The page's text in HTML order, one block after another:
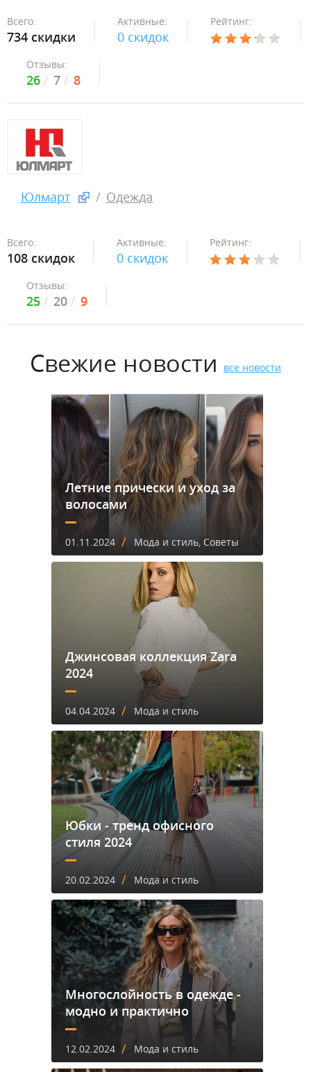
Всего:
734 скидки
Активные:
0 скидок
Рейтинг:
Отзывы:
26 7 8
Юлмарт Одежда
Всего:
108 скидок
Активные:
0 скидок
Рейтинг:
Отзывы:
25 20 9
Свежие новости все новости
Летние прически и уход за
волосами
01.11.2024 / Мода и стиль, Советы
Джинсовая коллекция Zara
2024
04.04.2024 / Мода и стиль
Юбки - тренд офисного
стиля 2024
20.02.2024 / Мода и стиль
Многослойность в одежде -
модно и практично
12.02.2024 / Мода и стиль